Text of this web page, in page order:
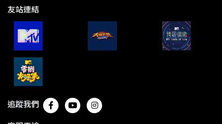
友站連結
追蹤我們